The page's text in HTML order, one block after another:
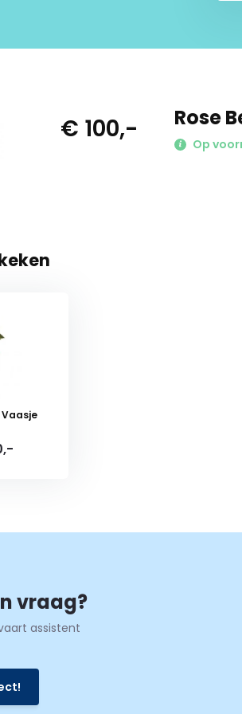
€ 100,- Rose
Op
Vaasje
vraag?
assistent